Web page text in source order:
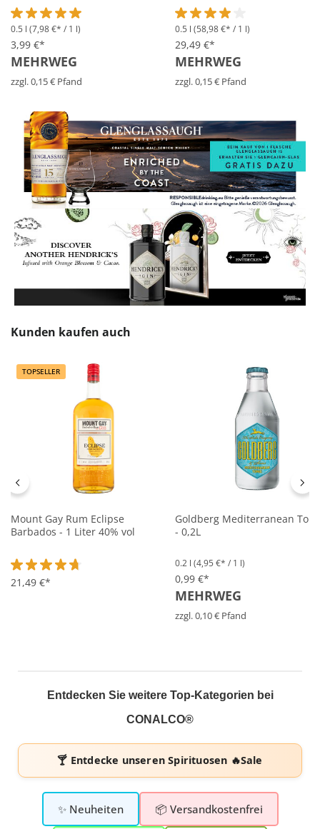
Durchschnittliche Bewertung von 5 von 5 Sternen
0.5 l (7,98 €* / 1 l)
3,99 €*
MEHRWEG
zzgl. 0,15 € Pfand
Durchschnittliche
0.5 l (58,98 €* / 1 l)
29,49 €*
MEHRWEG
zzgl. 0,15 € Pfand
Produktgalerie überspringen
Kunden kaufen auch
TOPSELLER
Mount Gay Rum Eclipse
Barbados - 1 Liter 40% vol
Durchschnittliche Bewertung von 4.8 von 5 Sternen
21,49 €*
Goldberg Mediterranean
- 0,2L
0.2 l (4,95 €* / 1 l)
0,99 €*
MEHRWEG
zzgl. 0,10 € Pfand
Entdecken Sie weitere Top-Kategorien bei
CONALCO®
🍸 Entdecke unserenSpirituosen 🔥Sale
✨ Neuheiten 📦 Versandkostenfrei